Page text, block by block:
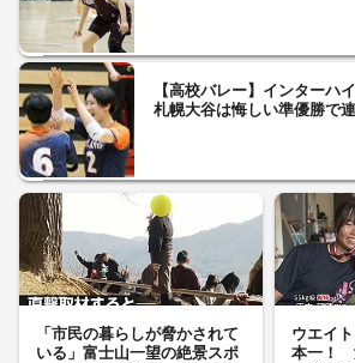
【高校バレー】インターハ
札幌大谷は悔しい準優勝で
「市民の暮らしが脅かされて
いる」富士山一望の絶景スポ
ウエイ
本一！